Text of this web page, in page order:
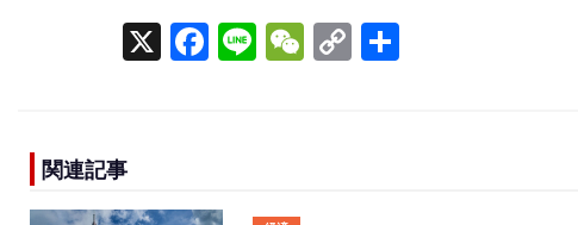
X F
a
Li
n
W
e
C
o
関連記事